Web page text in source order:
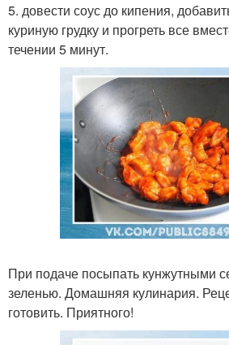
5. довести соус до кипения,
куриную грудку и прогреть все
течении 5 минут.
При подаче посыпать кунжутными
зеленью. Домашняя кулинария.
готовить. Приятного!